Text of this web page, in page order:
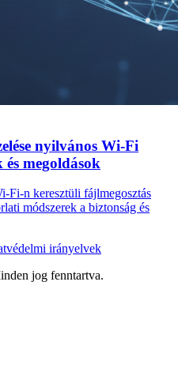
nyilvános Wi-Fi
megoldások
Fi-n keresztüli fájlmegosztás
módszerek a biztonság és
irányelvek
jog fenntartva.